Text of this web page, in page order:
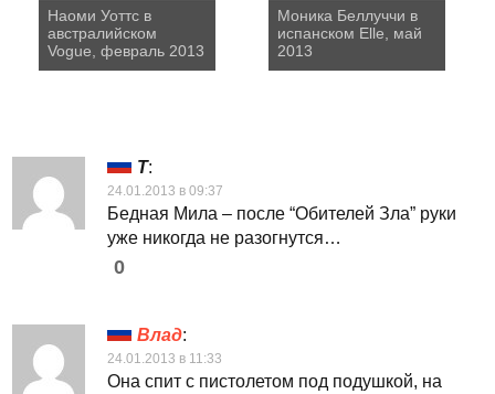
Наоми Уоттс в
австралийском
Vogue, февраль 2013
Моника Беллуччи в
испанском Elle, май
2013
T:
24.01.2013 в 09:37
Бедная Мила – после “Обителей Зла” руки
уже никогда не разогнутся…
0
Влад:
24.01.2013 в 11:33
Она спит с пистолетом под подушкой, на